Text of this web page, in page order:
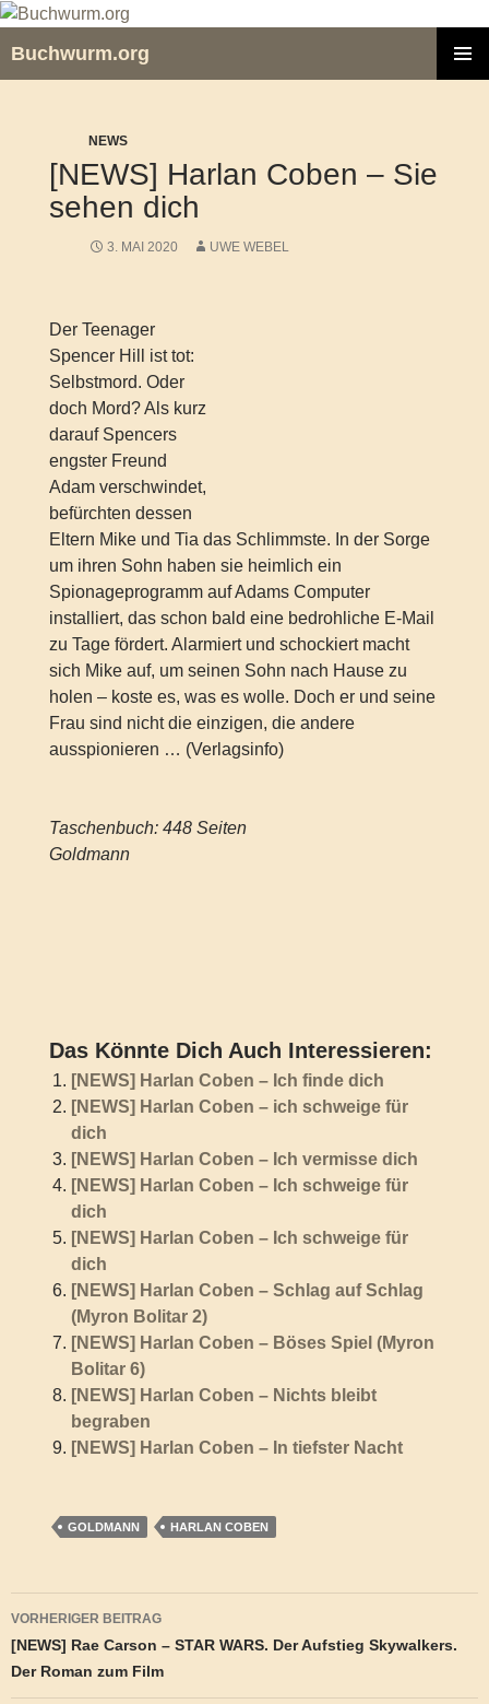
Zum
springen
Buchwurm.org
NEWS
[NEWS] Harlan Coben – Sie
sehen dich
3. MAI 2020 UWE WEBEL
Der Teenager
Spencer Hill ist tot:
Selbstmord. Oder
doch Mord? Als kurz
darauf Spencers
engster Freund
Adam verschwindet,
befürchten dessen
Eltern Mike und Tia das Schlimmste. In der Sorge
um ihren Sohn haben sie heimlich ein
Spionageprogramm auf Adams Computer
installiert, das schon bald eine bedrohliche E-Mail
zu Tage fördert. Alarmiert und schockiert macht
sich Mike auf, um seinen Sohn nach Hause zu
holen – koste es, was es wolle. Doch er und seine
Frau sind nicht die einzigen, die andere
ausspionieren … (Verlagsinfo)
Taschenbuch: 448 Seiten
Goldmann
Das Könnte Dich Auch Interessieren:
[NEWS] Harlan Coben – Ich finde dich
[NEWS] Harlan Coben – ich schweige für
dich
[NEWS] Harlan Coben – Ich vermisse dich
[NEWS] Harlan Coben – Ich schweige für
dich
[NEWS] Harlan Coben – Ich schweige für
dich
[NEWS] Harlan Coben – Schlag auf Schlag
(Myron Bolitar 2)
[NEWS] Harlan Coben – Böses Spiel (Myron
Bolitar 6)
[NEWS] Harlan Coben – Nichts bleibt
begraben
[NEWS] Harlan Coben – In tiefster Nacht
GOLDMANN HARLAN COBEN
Beitragsnavigation
VORHERIGER BEITRAG
[NEWS] Rae Carson – STAR WARS. Der Aufstieg Skywalkers.
Der Roman zum Film